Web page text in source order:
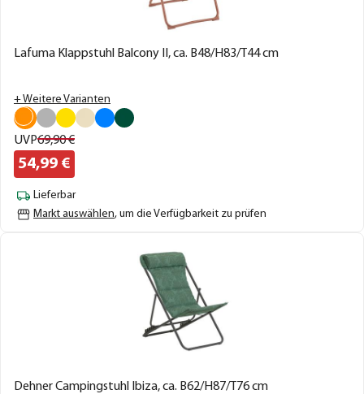
Lafuma Klappstuhl Balcony II, ca. B48/H83/T44 cm
+ Weitere Varianten
UVP69,90€
54,99 €
Lieferbar
Markt auswählen, um die Verfügbarkeit zu prüfen
Dehner Campingstuhl Ibiza, ca. B62/H87/T76 cm